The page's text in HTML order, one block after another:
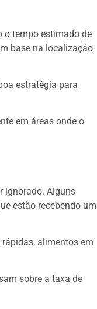
o tempo estimado de
base na localização
estratégia para
em áreas onde o
ignorado. Alguns
estão recebendo um
alimentos em
sobre a taxa de